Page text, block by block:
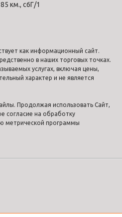
км., с6Г/1
как информационный сайт.
в наших торговых точках.
услугах, включая цены,
характер и не является
Продолжая использовать Сайт,
согласие на обработку
метрической программы